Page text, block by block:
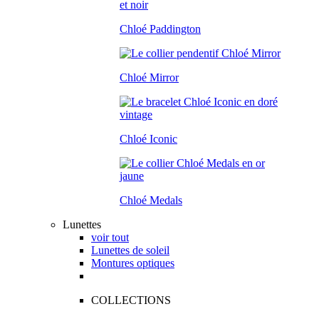
Chloé Paddington
Chloé Mirror
Chloé Iconic
Chloé Medals
Lunettes
voir tout
Lunettes de soleil
Montures optiques
COLLECTIONS